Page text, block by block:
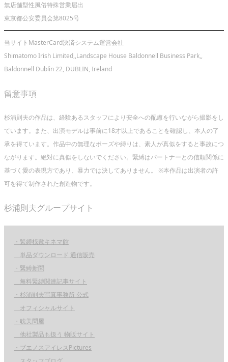
無店舗型性風俗特殊営業届出
東京都公安委員会第8025号
当サイトMasterCard決済システム運営会社
Shimatomo Irish Limited,,Landscape House Baldonnell Business Park,,
Baldonnell Dublin 22, DUBLIN, Ireland
留意事項
杉浦則夫の作品は、経験あるスタッフにより安全への配慮を行いながら撮影をし
ています。また、出演モデルは事前に18才以上であることを確認し、本人の了
承を得ています。作品中の無理なポーズや縛りは、素人が真似をすると事故につ
ながります。絶対に真似をしないでください。緊縛はパートナーとの信頼関係に
基づく愛の表現方であり、暴力では決してありません。 ※本作品は出演者の許
可を得て制作された創造物です。
杉浦則夫グループサイト
・緊縛桟敷キネマ館
単品ダウンロード 通信販売
・緊縛新聞
無料緊縛関連記事サイト
・杉浦則夫写真事務所 公式
オフィシャルサイト
・耽美問屋
他社製品も扱う 物販サイト
・ブエノスアイレスPictures